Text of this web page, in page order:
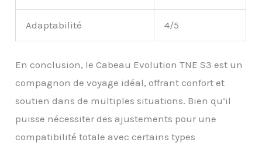
Adaptabilité 4/5
En conclusion, le Cabeau Evolution TNE S3 est un
compagnon de voyage idéal, offrant confort et
soutien dans de multiples situations. Bien qu’il
puisse nécessiter des ajustements pour une
compatibilité totale avec certains types